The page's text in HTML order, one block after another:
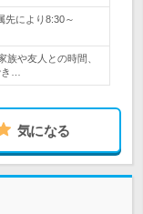
先により8:30～
族や友人との時間、
…
気になる